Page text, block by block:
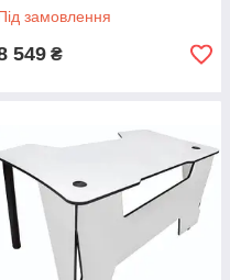
замовлення
549 ₴